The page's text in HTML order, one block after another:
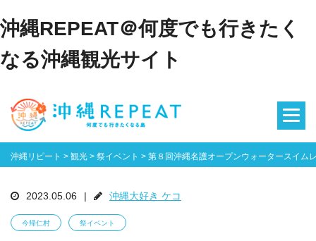
沖縄REPEAT＠何度でも行きたく
なる沖縄観光サイト
沖縄リピート > 観光 > 祭イベント > 第８回沖縄名護オープンウォータースイム
2023.05.06 | 沖縄大好き ケコ
今帰仁村 祭イベント